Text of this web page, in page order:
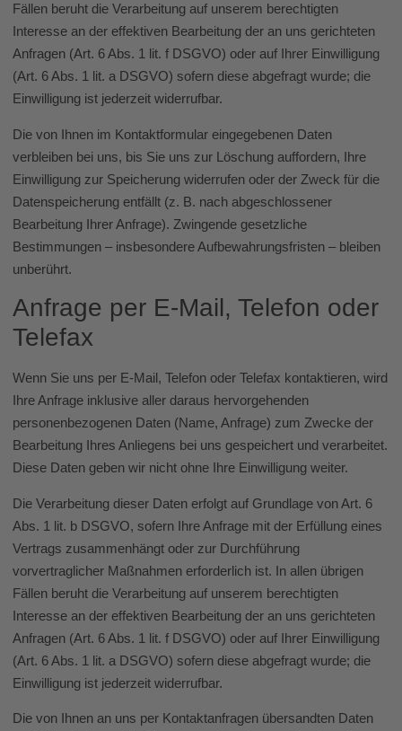
Fällen beruht die Verarbeitung auf unserem berechtigten
Interesse an der effektiven Bearbeitung der an uns gerichteten
Anfragen (Art. 6 Abs. 1 lit. f DSGVO) oder auf Ihrer Einwilligung
(Art. 6 Abs. 1 lit. a DSGVO) sofern diese abgefragt wurde; die
Einwilligung ist jederzeit widerrufbar.
Die von Ihnen im Kontaktformular eingegebenen Daten
verbleiben bei uns, bis Sie uns zur Löschung auffordern, Ihre
Einwilligung zur Speicherung widerrufen oder der Zweck für die
Datenspeicherung entfällt (z. B. nach abgeschlossener
Bearbeitung Ihrer Anfrage). Zwingende gesetzliche
Bestimmungen – insbesondere Aufbewahrungsfristen – bleiben
unberührt.
Anfrage per E-Mail, Telefon oder
Telefax
Wenn Sie uns per E-Mail, Telefon oder Telefax kontaktieren, wird
Ihre Anfrage inklusive aller daraus hervorgehenden
personenbezogenen Daten (Name, Anfrage) zum Zwecke der
Bearbeitung Ihres Anliegens bei uns gespeichert und verarbeitet.
Diese Daten geben wir nicht ohne Ihre Einwilligung weiter.
Die Verarbeitung dieser Daten erfolgt auf Grundlage von Art. 6
Abs. 1 lit. b DSGVO, sofern Ihre Anfrage mit der Erfüllung eines
Vertrags zusammenhängt oder zur Durchführung
vorvertraglicher Maßnahmen erforderlich ist. In allen übrigen
Fällen beruht die Verarbeitung auf unserem berechtigten
Interesse an der effektiven Bearbeitung der an uns gerichteten
Anfragen (Art. 6 Abs. 1 lit. f DSGVO) oder auf Ihrer Einwilligung
(Art. 6 Abs. 1 lit. a DSGVO) sofern diese abgefragt wurde; die
Einwilligung ist jederzeit widerrufbar.
Die von Ihnen an uns per Kontaktanfragen übersandten Daten